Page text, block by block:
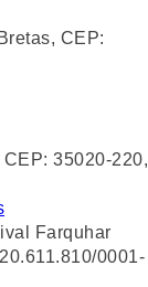
CEP:
35020-220,
Farquhar
0001-